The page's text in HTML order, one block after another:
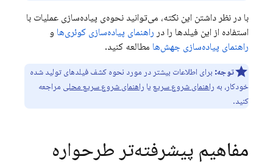
با در نظر داشتن این نکته، می‌توانید نحوه‌ی پیاده‌سازی عملیات با
استفاده از این فیلدها را در راهنمای پیاده‌سازی کوئری‌ها و
راهنمای پیاده‌سازی جهش‌ها مطالعه کنید.
توجه: برای اطلاعات بیشتر در مورد نحوه کشف فیلدهای تولید شده
خودکار، به راهنمای شروع سریع یا راهنمای شروع سریع محلی مراجعه
کنید.
مفاهیم پیشرفته‌تر طرحواره